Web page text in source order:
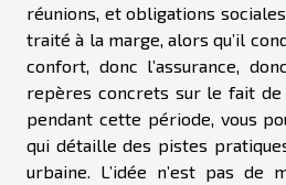
réunions, et obligations
traité à la marge, alors qu’il
confort, donc l’assurance,
repères concrets sur le fait de
pendant cette période, vous
qui détaille des pistes
urbaine. L’idée n’est pas de